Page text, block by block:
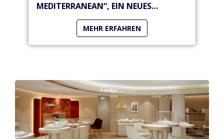
MEDITERRANEAN“, EIN NEUES
PROGRAMM ZUR
WIEDERHERSTELLUNG VON
MEHR ERFAHREN